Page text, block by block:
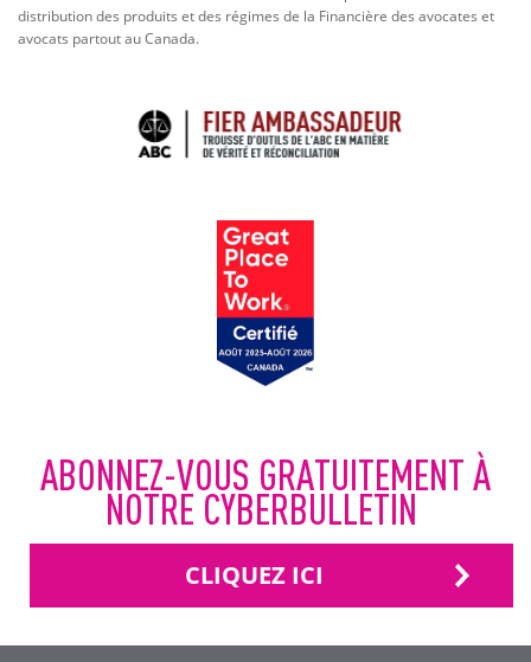
distribution des produits et des régimes de la Financière des avocates et
avocats partout au Canada.
ABONNEZ-VOUS GRATUITEMENT À
NOTRE CYBERBULLETIN
CLIQUEZ ICI